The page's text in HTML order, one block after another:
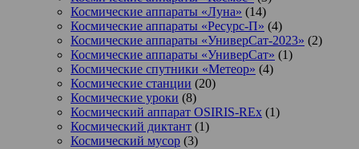
Космические аппараты «Луна» (14)
Космические аппараты «Ресурс-П» (4)
Космические аппараты «УниверСат-2023» (2)
Космические аппараты «УниверСат» (1)
Космические спутники «Метеор» (4)
Космические станции (20)
Космические уроки (8)
Космический аппарат OSIRIS-REx (1)
Космический диктант (1)
Космический мусор (3)